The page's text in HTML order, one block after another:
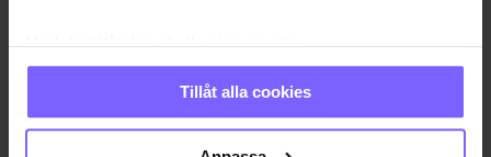
Med din tillåtelse skulle vi även vilja:
Samla in information om din geografiska plats
som kan ha en noggrannhet på upp till flera meter
Identifiera din enhet genom att aktivt skanna den
för specifika kännetecken (fingeravtryck)
Tillåt alla cookies
2024-10-23